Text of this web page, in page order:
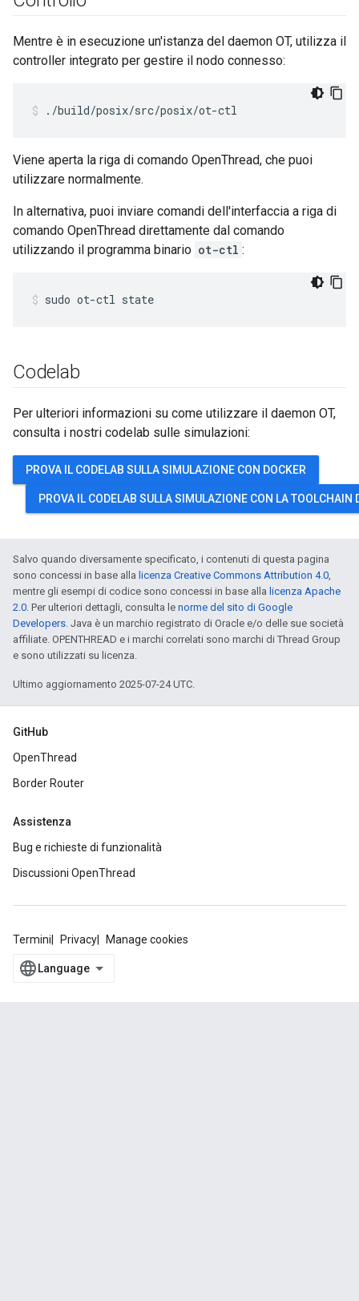
Mentre è in esecuzione un'istanza del daemon OT, utilizza il
controller integrato per gestire il nodo connesso:
./build/posix/src/posix/ot-ctl
Viene aperta la riga di comando OpenThread, che puoi
utilizzare normalmente.
In alternativa, puoi inviare comandi dell'interfaccia a riga di
comando OpenThread direttamente dal comando
utilizzando il programma binario ot-ctl :
sudo ot-ctl state
Codelab
Per ulteriori informazioni su come utilizzare il daemon OT,
consulta i nostri codelab sulle simulazioni:
PROVA IL CODELAB SULLA SIMULAZIONE CON DOCKER
PROVA IL CODELAB SULLA SIMULAZIONE CON LA TOOLCHAIN
Salvo quando diversamente specificato, i contenuti di questa pagina
sono concessi in base alla licenza Creative Commons Attribution 4.0
mentre gli esempi di codice sono concessi in base alla licenza Apache
2.0 . Per ulteriori dettagli, consulta le norme del sito di Google
Developers . Java è un marchio registrato di Oracle e/o delle sue società
affiliate. OPENTHREAD e i marchi correlati sono marchi di Thread Group
e sono utilizzati su licenza.
Ultimo aggiornamento 2025-07-24 UTC.
GitHub
OpenThread
Border Router
Assistenza
Bug e richieste di funzionalità
Discussioni OpenThread
Termini Privacy Manage cookies